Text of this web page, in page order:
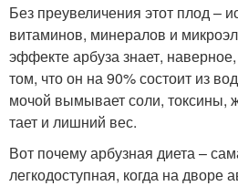
Без преувеличения этот плод –
витаминов, минералов и
эффекте арбуза знает,
том, что он на 90% состоит из
мочой вымывает соли, токсины,
тает и лишний вес.
Вот почему арбузная диета –
легкодоступная, когда на дворе